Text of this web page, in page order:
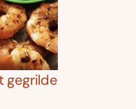
gegrilde